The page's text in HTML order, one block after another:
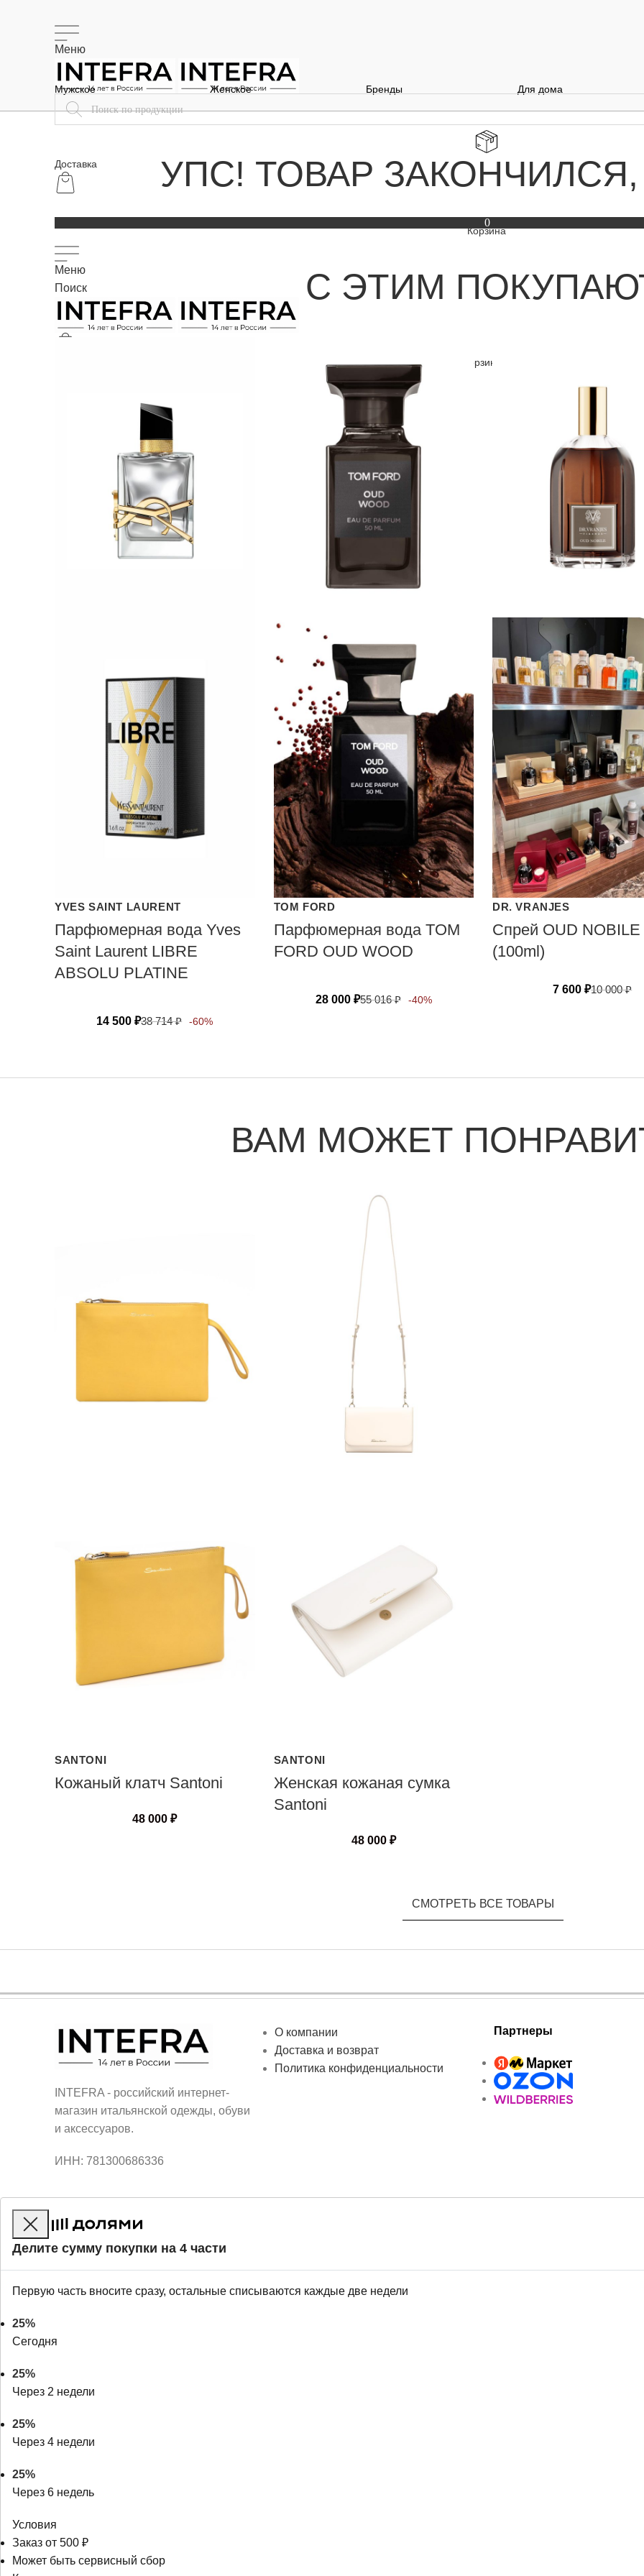
Меню
Доставка
0
Меню
Поиск
Мужское Женское Бренды Для дома
УПС! ТОВАР
С ЭТИМ
YVES SAINT LAURENT
Парфюмерная вода Yves
Saint Laurent LIBRE
ABSOLU PLATINE
14 500₽38 714₽ -60%
TOM FORD
Парфюмерная вода TOM
FORD OUD WOOD
28 000 ₽55 016₽ -40%
DR. VRANJES
Спрей OUD NOBILE
(100ml)
7 600₽10 000₽
ВАМ МОЖЕТ
SANTONI
Кожаный клатч Santoni
48 000₽
SANTONI
Женская кожаная сумка
Santoni
48 000 ₽
СМОТРЕТЬ ВСЕ ТОВАРЫ
INTEFRA - российский интернет-
магазин итальянской одежды, обуви
и аксессуаров.
ИНН: 781300686336
О компании
Доставка и возврат
Политика конфиденциальности
Партнеры
Делите сумму покупки на 4 части
Первую часть вносите сразу, остальные списываются каждые две недели
25%
Сегодня
25%
Через 2 недели
25%
Через 4 недели
25%
Через 6 недель
Условия
Заказ от 500 ₽
Может быть сервисный сбор